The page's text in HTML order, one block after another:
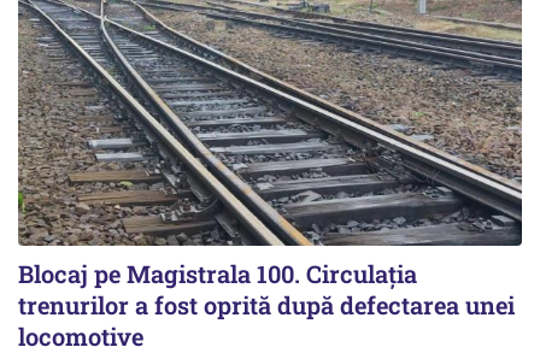
Blocaj pe Magistrala 100. Circulația
trenurilor a fost oprită după defectarea unei
locomotive